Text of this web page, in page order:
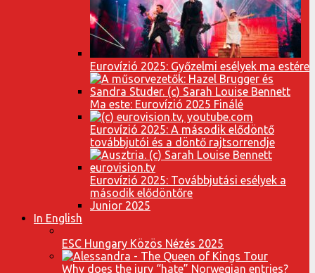
Eurovízió 2025: Győzelmi esélyek ma estére
Ma este: Eurovízió 2025 Finálé
Eurovízió 2025: A második elődöntő
továbbjutói és a döntő rajtsorrendje
Eurovízió 2025: Továbbjutási esélyek a
második elődöntőre
Junior 2025
In English
ESC Hungary Közös Nézés 2025
Why does the jury “hate” Norwegian entries?